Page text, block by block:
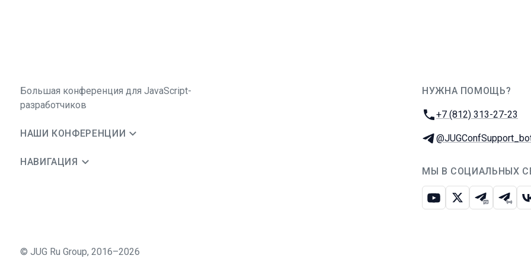
Большая конференция для JavaScript-
разработчиков
НАШИ КОНФЕРЕНЦИИ
НАВИГАЦИЯ
НУЖНА ПОМОЩЬ?
Телефон:
+7 (812) 313-27-23
Телеграм:
МЫ В СОЦИАЛЬНЫХ
ЮтубИкс Телеграм-
© JUG Ru Group, 2016–2026